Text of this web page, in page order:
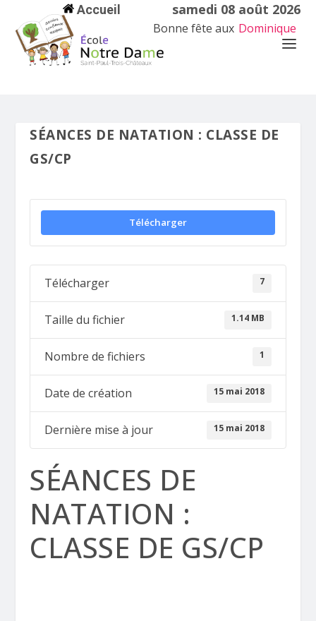
Accueil samedi 08 août 2026
Bonne fête aux Dominique
SÉANCES DE NATATION : CLASSE DE
GS/CP
Télécharger
Télécharger 7
Taille du fichier 1.14 MB
Nombre de fichiers 1
Date de création 15 mai 2018
Dernière mise à jour 15 mai 2018
SÉANCES DE
NATATION :
CLASSE DE GS/CP